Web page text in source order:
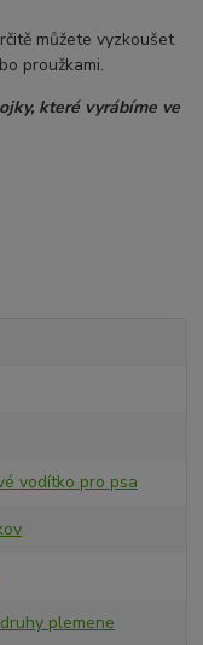
můžete vyzkoušet
proužkami.
které vyrábíme ve
vodítko pro psa
plemene